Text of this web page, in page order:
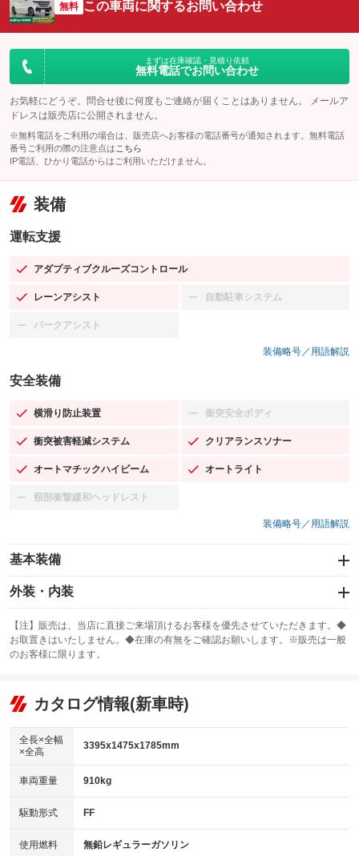
無料 この車両に関するお問い合わせ
まずは在庫確認・見積り依頼
無料電話でお問い合わせ
お気軽にどうぞ。問合せ後に何度もご連絡が届くことはありません。 メールア
ドレスは販売店に公開されません。
※無料電話をご利用の場合は、販売店へお客様の電話番号が通知されます。無料電話
番号ご利用の際の注意点は こちら
IP電話、ひかり電話からはご利用いただけません。
装備
運転支援
アダプティブクルーズコントロール
：装備あり
レーンアシスト
：装備あり 自動駐車システム
：装備なし
パークアシスト
：装備なし
装備略号／用語解説
安全装備
横滑り防止装置
：装備あり 衝突安全ボディ
：装備なし
衝突被害軽減システム
：装備あり クリアランスソナー
：装備あり
オートマチックハイビーム
：装備あり オートライト
：装備あり
頸部衝撃緩和ヘッドレスト
：装備なし
装備略号／用語解説
基本装備
エアバッグ：運転席/助手席/サイド
：装備あり
：装備あり
サンルーフ
：装備なし ABS
リフトアップ
：装備なし
：装備なし
パワーウィンドウ
アイドリングストップ
：装備あり
USB入力端子
：装備あり
100V電源
：装備なし
外装・内装
カーナビ：メモリーナビ他
：装備あり
TV：フルセグ
：装備あり
ビジュアル
：装備なし
：装備あり
革シート
キーレス
HID(キセノンライト)
：装備なし
バックカメラ
：装備あり
【注】販売は、当店に直接ご来場頂けるお客様を優先させていただきます。◆
お取置きはいたしません。◆在庫の有無をご確認お願いします。※販売は一般
のお客様に限ります。
カタログ情報(新車時)
全長×全幅
×全高
3395x1475x1785mm
車両重量 910kg
駆動形式 FF
使用燃料 無鉛レギュラーガソリン